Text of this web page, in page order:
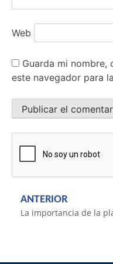
Web
Guarda mi
este navegador para
ANTERIOR